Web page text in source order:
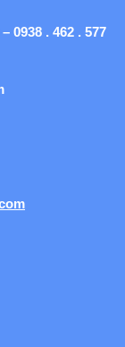
0938 . 462 . 577